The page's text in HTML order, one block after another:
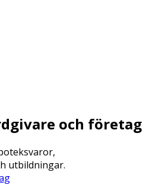
och företag
utbildningar.